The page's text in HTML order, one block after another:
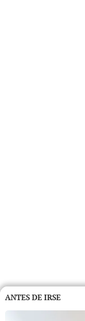
ANTES DE IRSE